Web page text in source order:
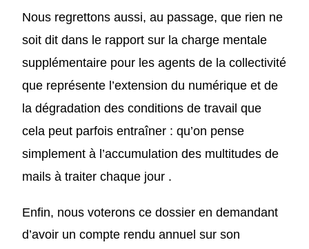
Nous regrettons aussi, au passage, que rien ne
soit ditdans le rapportsur la charge mentale
supplémentaire pour les agentsde la collectivité
que représente l’extension du numériqueet de
la dégradation des conditions de travail que
cela peut parfois entraîner : qu’on pense
simplement à l’accumulation des multitudes de
mails à traiter chaque jour .
Enfin, nous voterons ce dossier en demandant
d’avoir un compte rendu annuel sur son